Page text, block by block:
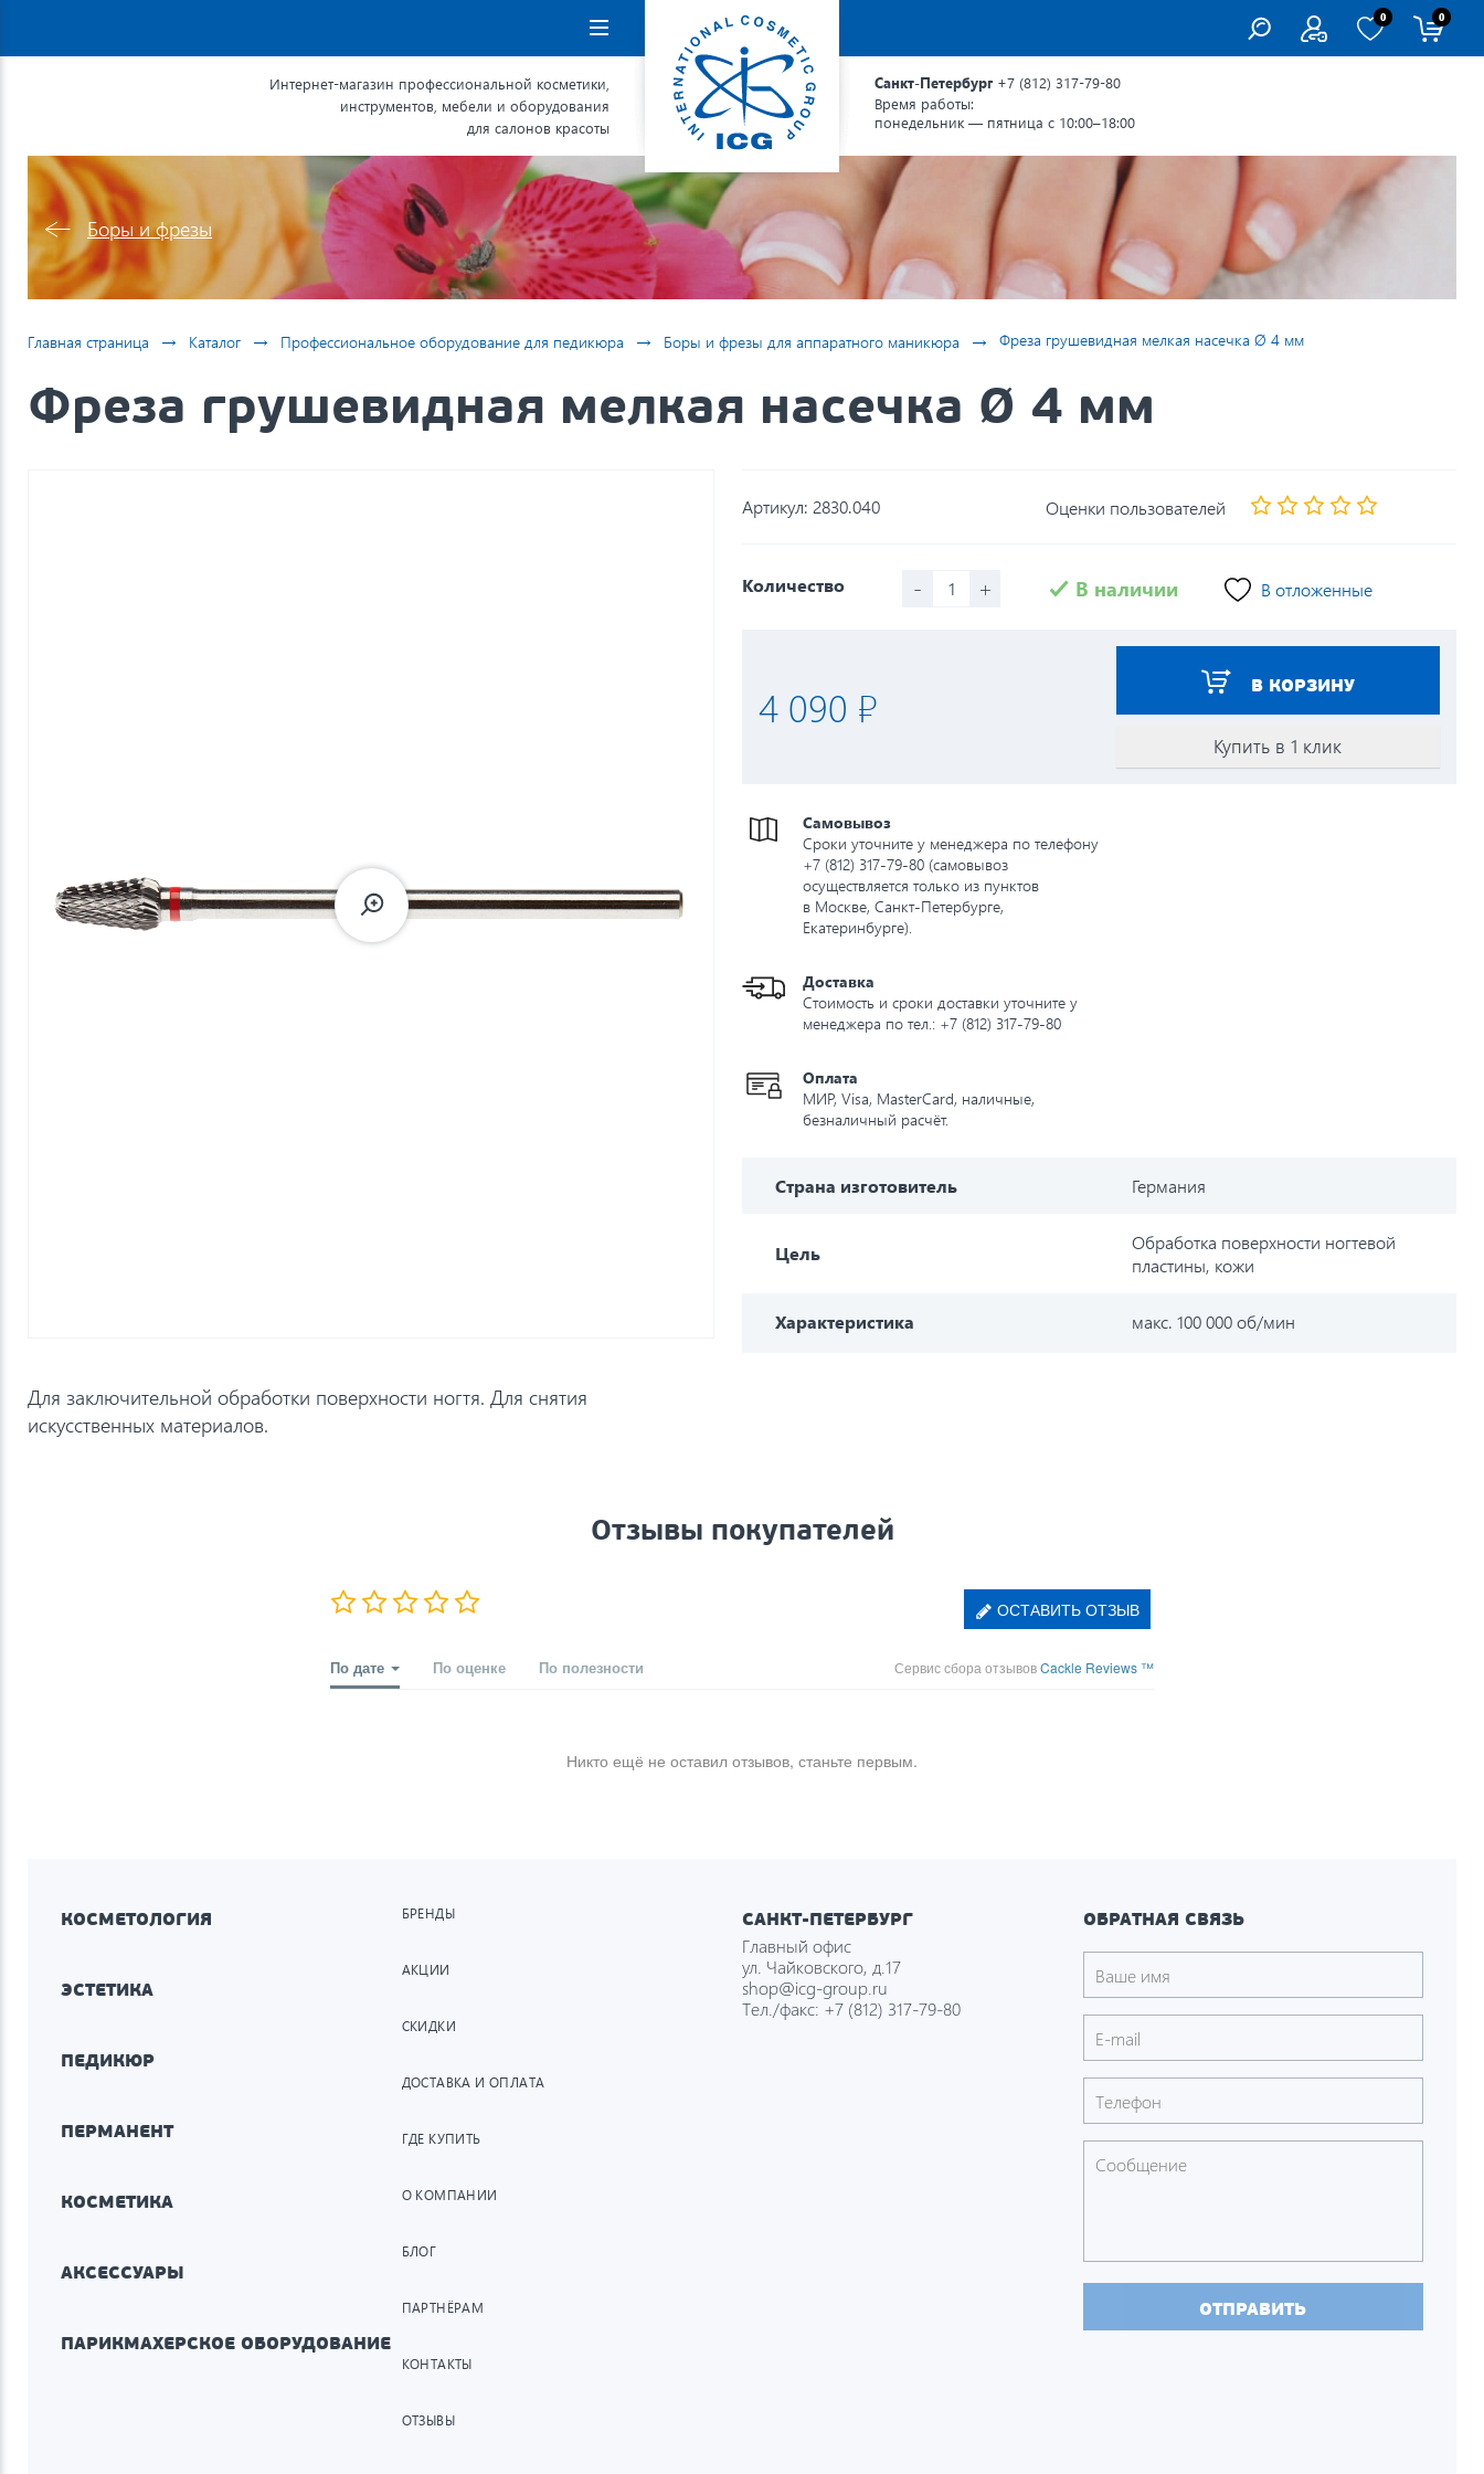
Навигация
0 0
Интернет-магазин профессиональной косметики,
инструментов, мебели и оборудования
для салонов красоты
Санкт-Петербург +7 (812) 317-79-80
Время работы:
понедельник — пятница с 10:00–18:00
Боры и фрезы
Главная страница → Каталог → Профессиональное оборудование для педикюра → Боры и фрезы для аппаратного маникюра → Фреза грушевидная мелкая насечка Ø 4 мм
Фреза грушевидная мелкая насечка Ø 4 мм
Для заключительной обработки поверхности ногтя. Для снятия
искусственных материалов.
Артикул: 2830.040 Оценки пользователей
Количество - + В наличии В отложенные
4 090 ₽ В КОРЗИНУ
Купить в 1 клик
Самовывоз
Сроки уточните у менеджера по телефону
+7 (812) 317-79-80 (самовывоз
осуществляется только из пунктов
в Москве, Санкт-Петербурге,
Екатеринбурге).
Доставка
Стоимость и сроки доставки уточните у
менеджера по тел.: +7 (812) 317-79-80
Оплата
МИР, Visa, MasterCard, наличные,
безналичный расчёт.
Страна изготовитель Германия
Цель
Обработка поверхности ногтевой
пластины, кожи
Характеристика макс. 100 000 об/мин
Отзывы покупателей
ОСТАВИТЬ ОТЗЫВ
По дате По оценке По полезности Сервис сбора отзывовCackle Reviews ™
Никто ещё не оставил отзывов, станьте первым.
КОСМЕТОЛОГИЯ
ЭСТЕТИКА
ПЕДИКЮР
ПЕРМАНЕНТ
КОСМЕТИКА
АКСЕССУАРЫ
ПАРИКМАХЕРСКОЕ ОБОРУДОВАНИЕ
БРЕНДЫ
АКЦИИ
СКИДКИ
ДОСТАВКА И ОПЛАТА
ГДЕ КУПИТЬ
О КОМПАНИИ
БЛОГ
ПАРТНЁРАМ
КОНТАКТЫ
ОТЗЫВЫ
САНКТ-ПЕТЕРБУРГ
Главный офис
ул. Чайковского, д.17
shop@icg-group.ru
Тел./факс: +7 (812) 317-79-80
ОБРАТНАЯ СВЯЗЬ
ОТПРАВИТЬ